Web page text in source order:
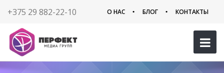
+375 29 882-22-10 О НАС БЛОГ КОНТАКТЫ